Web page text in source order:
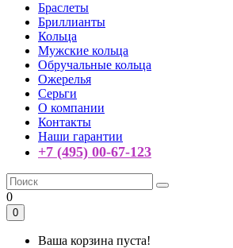
Браслеты
Бриллианты
Кольца
Мужские кольца
Обручальные кольца
Ожерелья
Серьги
О компании
Контакты
Наши гарантии
+7 (495) 00-67-123
0
0
Ваша корзина пуста!